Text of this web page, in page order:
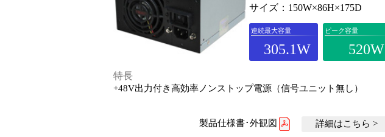
サイズ：150W×86H×175D
連続最大容量
305.1W
ピーク容量
520W
特長
+48V出力付き高効率ノンストップ電源（信号ユニット無し）
製品仕様書･外観図 詳細はこちら >